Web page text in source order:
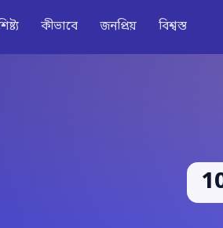
কীভাবে জনপ্রিয় বিশ্বস্ত